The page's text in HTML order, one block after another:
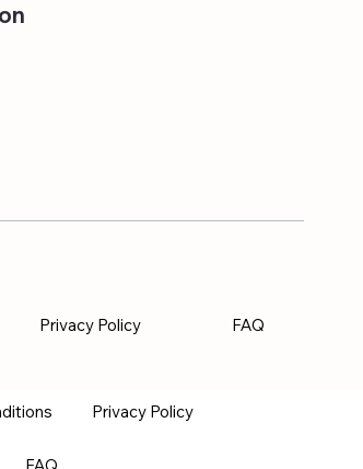
Privacy Policy
FAQ
Privacy Policy FAQ